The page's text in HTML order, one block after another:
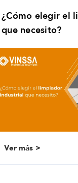
¿Cómo elegir el
que necesito?
Ver más